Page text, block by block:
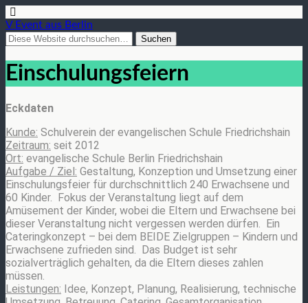
V Event aus Berlin
Einschulungsfeiern
Eckdaten
Kunde: Schulverein der evangelischen Schule Friedrichshain
Zeitraum: seit 2012
Ort: evangelische Schule Berlin Friedrichshain
Aufgabe / Ziel: Gestaltung, Konzeption und Umsetzung einer
Einschulungsfeier für durchschnittlich 240 Erwachsene und
60 Kinder. Fokus der Veranstaltung liegt auf dem
Amüsement der Kinder, wobei die Eltern und Erwachsene bei
dieser Veranstaltung nicht vergessen werden dürfen. Ein
Cateringkonzept – bei dem BEIDE Zielgruppen – Kindern und
Erwachsene zufrieden sind. Das Budget ist sehr
sozialverträglich gehalten, da die Eltern dieses zahlen
müssen.
Leistungen: Idee, Konzept, Planung, Realisierung, technische